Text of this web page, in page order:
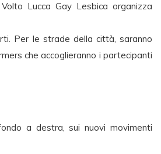
Volto Lucca Gay Lesbica organizza
Per le strade della città, saranno
che accoglieranno i partecipanti
a destra, sui nuovi movimenti